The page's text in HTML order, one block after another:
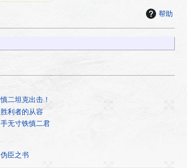
帮助
慎二坦克出击！
胜利者的从容
手无寸铁慎二君
伪臣之书